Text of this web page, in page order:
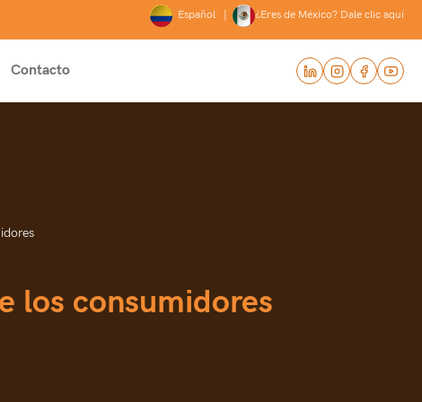
Español | ¿Eres de México? Dale clic aquí
Contacto
los consumidores